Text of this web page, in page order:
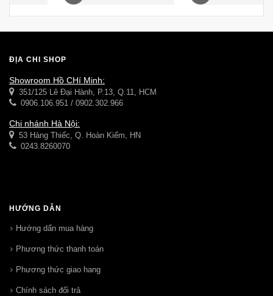
ĐỊA CHỈ SHOP
Showroom Hồ CHí Minh:
351/125 Lê Đại Hành, P.13, Q.11, HCM
0906.106.951 / 0902.302.966
Chi nhánh Hà Nội:
53 Hàng Thiếc, Q. Hoàn Kiếm, HN
0243.8260070
HƯỚNG DẪN
Hướng dẩn mua hàng
Phương thức thanh toán
Phương thức giao hang
Chính sách đổi trả